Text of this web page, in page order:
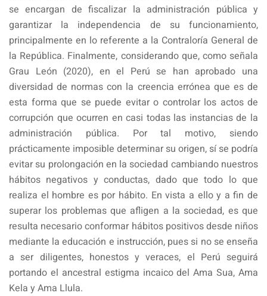
se encargan de fiscalizar la administración pública y
garantizar la independencia de su funcionamiento,
principalmente en lo referente a la Contraloría General de
la República. Finalmente, considerando que, como señala
Grau León (2020), en el Perú se han aprobado una
diversidad de normas con la creencia errónea que es de
esta forma que se puede evitar o controlar los actos de
corrupción que ocurren en casi todas las instancias de la
administración pública. Por tal motivo, siendo
prácticamente imposible determinar su origen, sí se podría
evitar su prolongación en la sociedad cambiando nuestros
hábitos negativos y conductas, dado que todo lo que
realiza el hombre es por hábito. En vista a ello y a fin de
superar los problemas que afligen a la sociedad, es que
resulta necesario conformar hábitos positivos desde niños
mediante la educación e instrucción, pues si no se enseña
a ser diligentes, honestos y veraces, el Perú seguirá
portando el ancestral estigma incaico del Ama Sua, Ama
Kela y Ama Llula.